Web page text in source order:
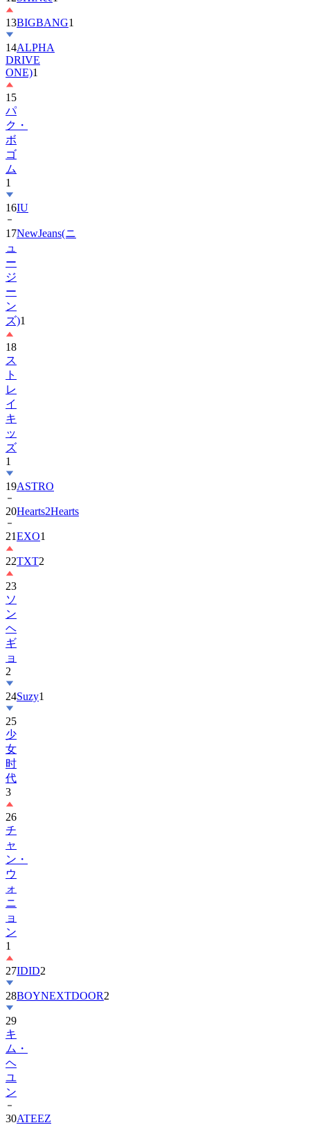
14ALPHA
DRIVE
ONE)1
15
パ
ク・
ボ
ゴ
ム
1
16
17NewJeans(ニ
ュ
ー
ジ
ー
ン
ズ)
18
ス
ト
レ
イ
キ
ッ
ズ
1
19
20Hearts2Hearts
21EXO1
22TXT2
23
ソ
ン
ヘ
ギ
ョ
2
24
25
少
女
时
代
3
26
チ
ャ
ン・
ウ
ォ
ニ
ョ
ン
1
27
28BOYNEXTDOOR
29
キ
ム・
ヘ
ユ
ン
30
31BABYMONSTER